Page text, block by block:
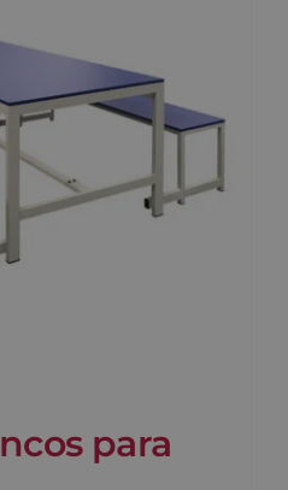
para